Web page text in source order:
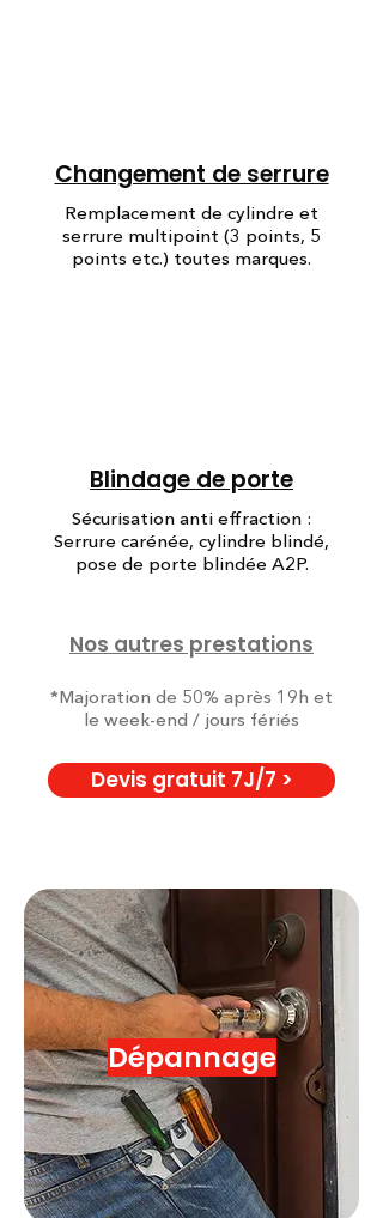
Changement de serrure
Remplacement de cylindre et
serrure multipoint (3 points, 5
points etc.) toutes marques.
Blindage de porte
Sécurisation anti effraction :
Serrure carénée, cylindre blindé,
pose de porte blindée A2P.
Nos autres prestations
*Majoration de 50% après 19h et
le week-end / jours fériés
Devis gratuit 7J/7 >
Dépannage